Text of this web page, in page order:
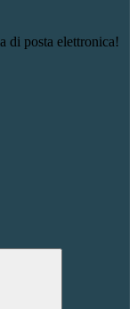
di posta elettronica!